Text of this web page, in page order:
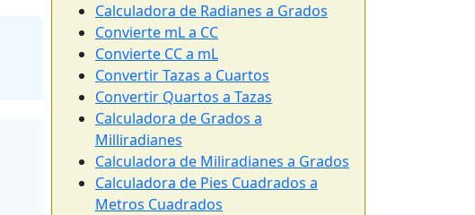
Calculadora de Radianes a Grados
Convierte mL a CC
Convierte CC a mL
Convertir Tazas a Cuartos
Convertir Quartos a Tazas
Calculadora de Grados a
Milliradianes
Calculadora de Miliradianes a Grados
Calculadora de Pies Cuadrados a
Metros Cuadrados